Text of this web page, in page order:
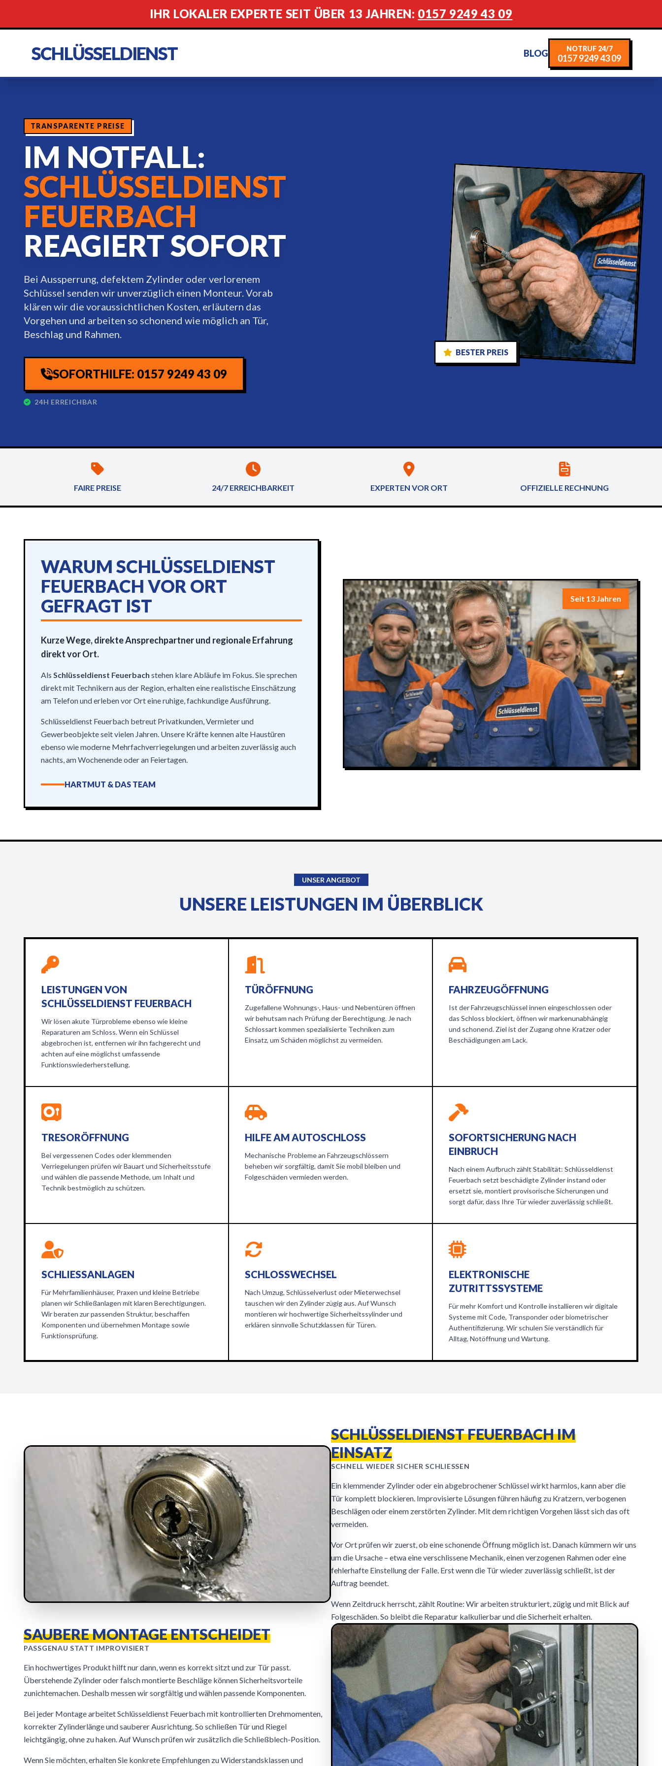
IHR LOKALER EXPERTE SEIT ÜBER 13 JAHREN: 0157 9249 43 09
SCHLÜSSELDIENST BLOG NOTRUF 24/7
0157 9249 43 09
TRANSPARENTE PREISE
IM NOTFALL:
SCHLÜSSELDIENST
FEUERBACH
REAGIERT SOFORT
Bei Aussperrung, defektem Zylinder oder verlorenem
Schlüssel senden wir unverzüglich einen Monteur. Vorab
klären wir die voraussichtlichen Kosten, erläutern das
Vorgehen und arbeiten so schonend wie möglich an Tür,
Beschlag und Rahmen.
SOFORTHILFE: 0157 9249 43 09
24H ERREICHBAR
BESTER PREIS
FAIRE PREISE 24/7 ERREICHBARKEIT EXPERTEN VOR ORT OFFIZIELLE RECHNUNG
WARUM SCHLÜSSELDIENST
FEUERBACH VOR ORT
GEFRAGT IST
Kurze Wege, direkte Ansprechpartner und regionale Erfahrung
direkt vor Ort.
Als Schlüsseldienst Feuerbach stehen klare Abläufe im Fokus. Sie sprechen
direkt mit Technikern aus der Region, erhalten eine realistische Einschätzung
am Telefon und erleben vor Ort eine ruhige, fachkundige Ausführung.
Schlüsseldienst Feuerbach betreut Privatkunden, Vermieter und
Gewerbeobjekte seit vielen Jahren. Unsere Kräfte kennen alte Haustüren
ebenso wie moderne Mehrfachverriegelungen und arbeiten zuverlässig auch
nachts, am Wochenende oder an Feiertagen.
HARTMUT & DAS TEAM
Seit 13 Jahren
UNSER ANGEBOT
UNSERE LEISTUNGEN IM ÜBERBLICK
LEISTUNGEN VON
SCHLÜSSELDIENST FEUERBACH
Wir lösen akute Türprobleme ebenso wie kleine
Reparaturen am Schloss. Wenn ein Schlüssel
abgebrochen ist, entfernen wir ihn fachgerecht und
achten auf eine möglichst umfassende
Funktionswiederherstellung.
TÜRÖFFNUNG
Zugefallene Wohnungs-, Haus- und Nebentüren öffnen
wir behutsam nach Prüfung der Berechtigung. Je nach
Schlossart kommen spezialisierte Techniken zum
Einsatz, um Schäden möglichst zu vermeiden.
FAHRZEUGÖFFNUNG
Ist der Fahrzeugschlüssel innen eingeschlossen oder
das Schloss blockiert, öffnen wir markenunabhängig
und schonend. Ziel ist der Zugang ohne Kratzer oder
Beschädigungen am Lack.
TRESORÖFFNUNG
Bei vergessenen Codes oder klemmenden
Verriegelungen prüfen wir Bauart und Sicherheitsstufe
und wählen die passende Methode, um Inhalt und
Technik bestmöglich zu schützen.
HILFE AM AUTOSCHLOSS
Mechanische Probleme an Fahrzeugschlössern
beheben wir sorgfältig, damit Sie mobil bleiben und
Folgeschäden vermieden werden.
SOFORTSICHERUNG NACH
EINBRUCH
Nach einem Aufbruch zählt Stabilität: Schlüsseldienst
Feuerbach setzt beschädigte Zylinder instand oder
ersetzt sie, montiert provisorische Sicherungen und
sorgt dafür, dass Ihre Tür wieder zuverlässig schließt.
SCHLIESSANLAGEN
Für Mehrfamilienhäuser, Praxen und kleine Betriebe
planen wir Schließanlagen mit klaren Berechtigungen.
Wir beraten zur passenden Struktur, beschaffen
Komponenten und übernehmen Montage sowie
Funktionsprüfung.
SCHLOSSWECHSEL
Nach Umzug, Schlüsselverlust oder Mieterwechsel
tauschen wir den Zylinder zügig aus. Auf Wunsch
montieren wir hochwertige Sicherheitssylinder und
erklären sinnvolle Schutzklassen für Türen.
ELEKTRONISCHE
ZUTRITTSSYSTEME
Für mehr Komfort und Kontrolle installieren wir digitale
Systeme mit Code, Transponder oder biometrischer
Authentifizierung. Wir schulen Sie verständlich für
Alltag, Notöffnung und Wartung.
SCHLÜSSELDIENST FEUERBACH IM
EINSATZ
SCHNELL WIEDER SICHER SCHLIESSEN
Ein klemmender Zylinder oder ein abgebrochener Schlüssel wirkt harmlos, kann aber die
Tür komplett blockieren. Improvisierte Lösungen führen häufig zu Kratzern, verbogenen
Beschlägen oder einem zerstörten Zylinder. Mit dem richtigen Vorgehen lässt sich das oft
vermeiden.
Vor Ort prüfen wir zuerst, ob eine schonende Öffnung möglich ist. Danach kümmern wir uns
um die Ursache – etwa eine verschlissene Mechanik, einen verzogenen Rahmen oder eine
fehlerhafte Einstellung der Falle. Erst wenn die Tür wieder zuverlässig schließt, ist der
Auftrag beendet.
Wenn Zeitdruck herrscht, zählt Routine: Wir arbeiten strukturiert, zügig und mit Blick auf
Folgeschäden. So bleibt die Reparatur kalkulierbar und die Sicherheit erhalten.
SAUBERE MONTAGE ENTSCHEIDET
PASSGENAU STATT IMPROVISIERT
Ein hochwertiges Produkt hilft nur dann, wenn es korrekt sitzt und zur Tür passt.
Überstehende Zylinder oder falsch montierte Beschläge können Sicherheitsvorteile
zunichtemachen. Deshalb messen wir sorgfältig und wählen passende Komponenten.
Bei jeder Montage arbeitet Schlüsseldienst Feuerbach mit kontrollierten Drehmomenten,
korrekter Zylinderlänge und sauberer Ausrichtung. So schließen Tür und Riegel
leichtgängig, ohne zu haken. Auf Wunsch prüfen wir zusätzlich die Schließblech-Position.
Wenn Sie möchten, erhalten Sie konkrete Empfehlungen zu Widerstandsklassen und